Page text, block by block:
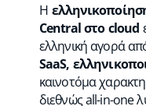
H
Central στο cloud
ελληνική αγορά
SaaS,
καινοτόμα
διεθνώς all-in-one